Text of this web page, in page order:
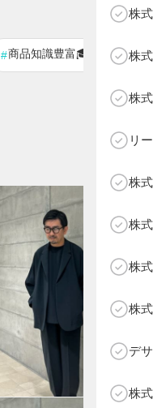
株
株
株
リ
株
株
株
株
デ
株
#商品知識豊富🎓 #ブラ
1